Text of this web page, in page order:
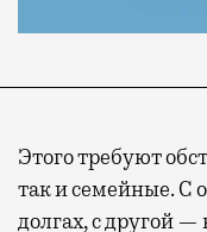
Этого требуют
так и семейные. С
долгах, с другой